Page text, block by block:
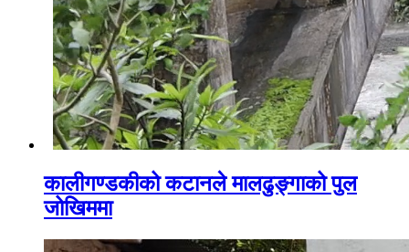
कालीगण्डकीको कटानले मालढुङ्गाको पुल
जोखिममा